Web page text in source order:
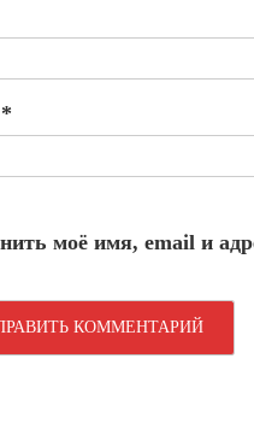
*
моё имя, email и